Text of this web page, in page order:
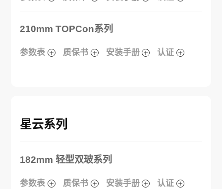
210mm TOPCon系列
参数表 质保书 安装手册 认证
星云系列
182mm 轻型双玻系列
参数表 质保书 安装手册 认证